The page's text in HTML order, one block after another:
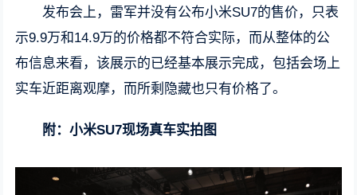
发布会上，雷军并没有公布小米SU7的售价，只表
示9.9万和14.9万的价格都不符合实际，而从整体的公
布信息来看，该展示的已经基本展示完成，包括会场上
实车近距离观摩，而所剩隐藏也只有价格了。
附：小米SU7现场真车实拍图